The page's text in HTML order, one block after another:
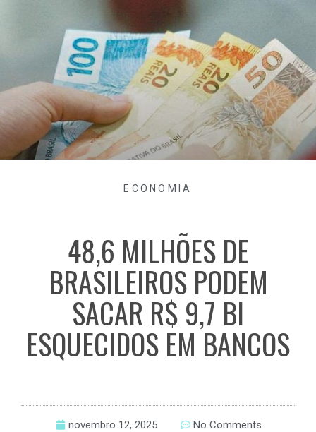
ECONOMIA
48,6 MILHÕES DE
BRASILEIROS PODEM
SACAR R$ 9,7 BI
ESQUECIDOS EM BANCOS
novembro 12, 2025
No Comments